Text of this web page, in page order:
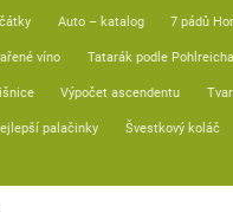
Auto – katalog 7 pádů
víno Tatarák podle Pohlreicha
Výpočet ascendentu
palačinky Švestkový koláč